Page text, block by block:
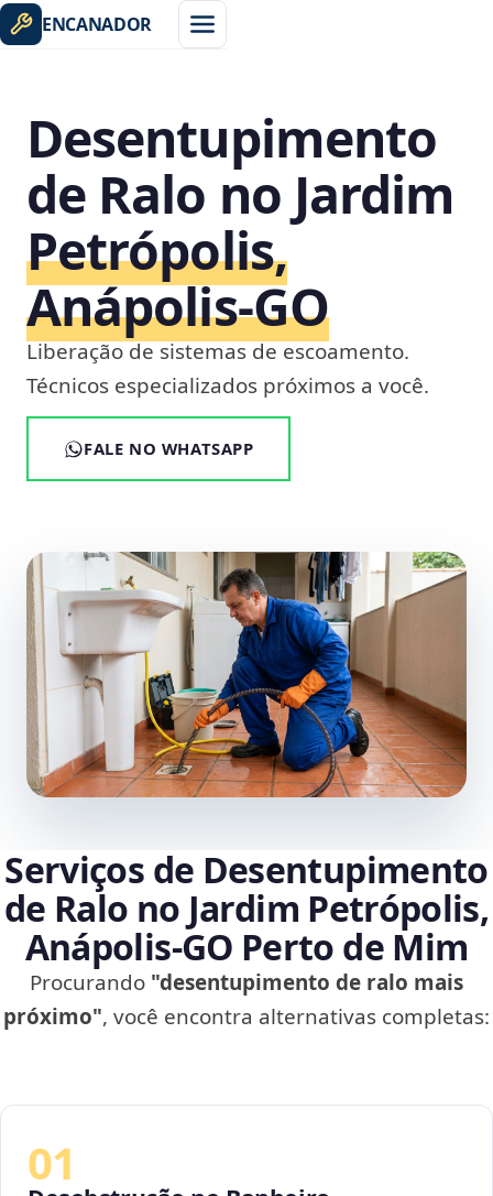
ENCANADOR
Desentupimento
de Ralo no Jardim
Petrópolis,
Anápolis‑GO
Liberação de sistemas de escoamento.
Técnicos especializados próximos a você.
FALE NO WHATSAPP
Serviços de Desentupimento
de Ralo no Jardim Petrópolis,
Anápolis‑GO Perto de Mim
Procurando "desentupimento de ralo mais
próximo", você encontra alternativas completas:
01